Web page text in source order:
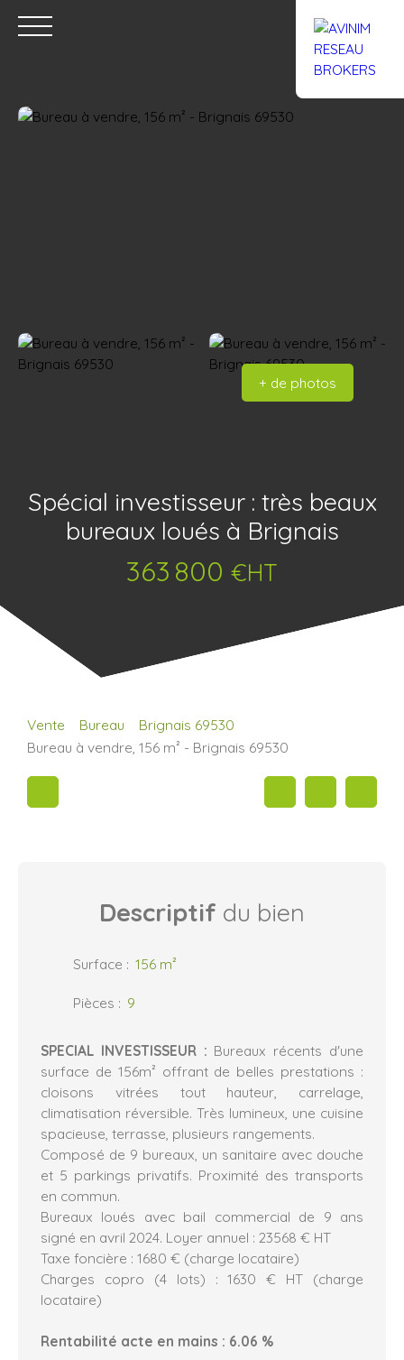
+ de photos
Spécial investisseur : très beaux
bureaux loués à Brignais
363 800 €HT
Vente Bureau
Brignais 69530
Bureau à vendre, 156 m² - Brignais 69530
Descriptif du bien
Surface : 156 m²
Pièces : 9
SPECIAL INVESTISSEUR : Bureaux récents d'une
surface de 156m² offrant de belles prestations :
cloisons vitrées tout hauteur, carrelage,
climatisation réversible. Très lumineux, une cuisine
spacieuse, terrasse, plusieurs rangements.
Composé de 9 bureaux, un sanitaire avec douche
et 5 parkings privatifs. Proximité des transports
en commun.
Bureaux loués avec bail commercial de 9 ans
signé en avril 2024. Loyer annuel : 23568 € HT
Taxe foncière : 1680 € (charge locataire)
Charges copro (4 lots) : 1630 € HT (charge
locataire)
Rentabilité acte en mains : 6.06 %